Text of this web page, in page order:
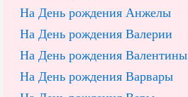
На День рождения Анжелы
На День рождения Валерии
На День рождения Валентины
На День рождения Варвары